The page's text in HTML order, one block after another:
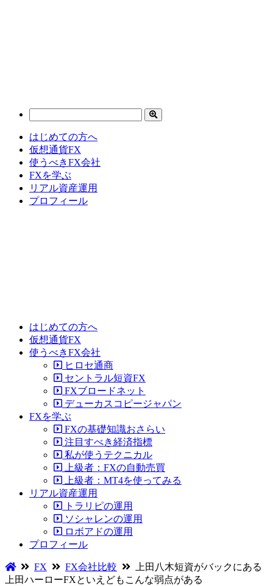
はじめての方へ
仮想通貨FX
使うべきFX会社
FXを学ぶ
リアル資産運用
プロフィール
はじめての方へ
仮想通貨FX
使うべきFX会社
ヒロセ通商
セントラル短資FX
FXブロードネット
デューカスコピージャパン
FXを学ぶ
FXの基礎知識おさらい
注目すべき経済指標
私が使うテクニカル
上級者：FXの自動売買
上級者：MT4を使ってみる
リアル資産運用
トラリピの運用
ソシャレンの運用
ロボアドの運用
プロフィール
FX FX会社比較
上田八木短資がバックにある
上田ハーローFXといえどもこんな弱点がある